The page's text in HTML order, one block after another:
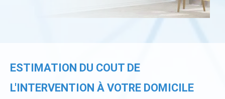
ESTIMATION DU COUT DE
L'INTERVENTION À VOTRE DOMICILE